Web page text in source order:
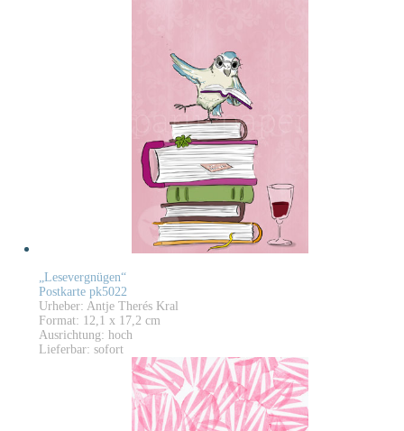
„Lesevergnügen“
Postkarte pk5022
Urheber: Antje Therés Kral
Format: 12,1 x 17,2 cm
Ausrichtung: hoch
Lieferbar: sofort